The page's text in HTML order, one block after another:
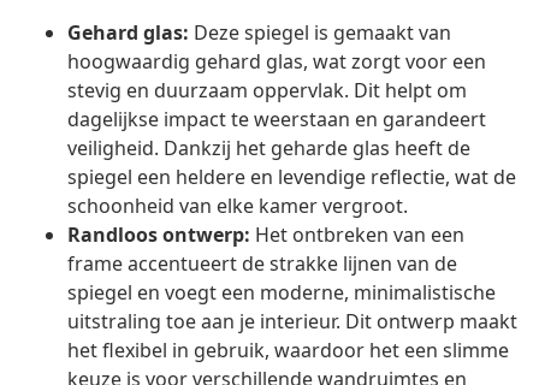
Gehard glas: Deze spiegel is gemaakt van
hoogwaardig gehard glas, wat zorgt voor een
stevig en duurzaam oppervlak. Dit helpt om
dagelijkse impact te weerstaan en garandeert
veiligheid. Dankzij het geharde glas heeft de
spiegel een heldere en levendige reflectie, wat de
schoonheid van elke kamer vergroot.
Randloos ontwerp: Het ontbreken van een
frame accentueert de strakke lijnen van de
spiegel en voegt een moderne, minimalistische
uitstraling toe aan je interieur. Dit ontwerp maakt
het flexibel in gebruik, waardoor het een slimme
keuze is voor verschillende wandruimtes en